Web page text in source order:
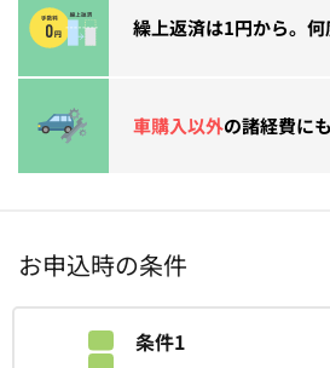
繰上返済は1円から。何
車購入以外の諸経費にも
お申込時の条件
条件1